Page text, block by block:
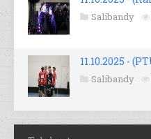
Salibandy
11.10.2025 -
Salibandy